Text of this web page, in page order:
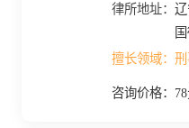
律所地址：
擅长领域：
咨询价格：